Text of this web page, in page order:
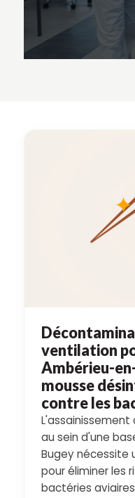
ventilation
Ambérieu-
mousse
contre les
au sein d'une
Bugey nécessite
pour éliminer les
bactéries